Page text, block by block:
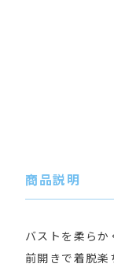
商品説明
バストを柔らか
前開きで着脱楽